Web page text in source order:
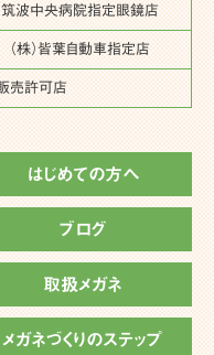
筑波中央病院指定眼鏡店
（株）皆葉自動車指定店
売許可店
はじめての方へ
ブログ
取扱メガネ
メガネづくりのステップ